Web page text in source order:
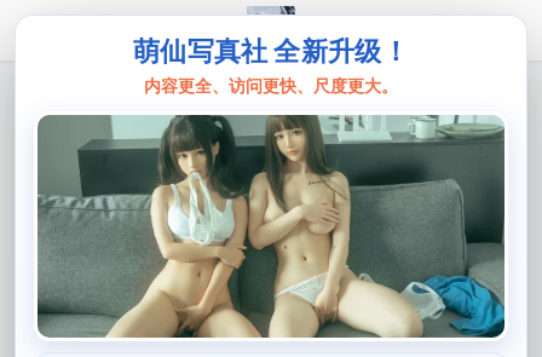
萌仙写真社 全新升级！
内容更全、访问更快、尺度更大。
是一只九龄
是一只九龄B站照片，原图高清清晰，美
得让人心醉。
一只九龄是一位备受关注的cos博主，作为一位资深的
coser，分享自己的心得等。这样的人生态度也受到了粉
丝们的认可，通过她在B站上发布的照片可以看出。一只